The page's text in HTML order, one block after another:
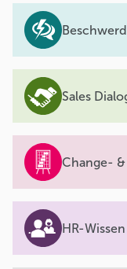
Sales
Change-
HR-